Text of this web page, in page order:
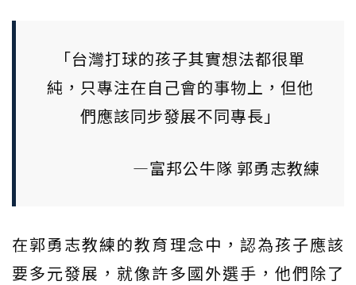
「台灣打球的孩子其實想法都很單
純，只專注在自己會的事物上，但他
們應該同步發展不同專長」
—富邦公牛隊 郭勇志教練
在郭勇志教練的教育理念中，認為孩子應該
要多元發展，就像許多國外選手，他們除了